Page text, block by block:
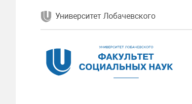
Университет Лобачевского